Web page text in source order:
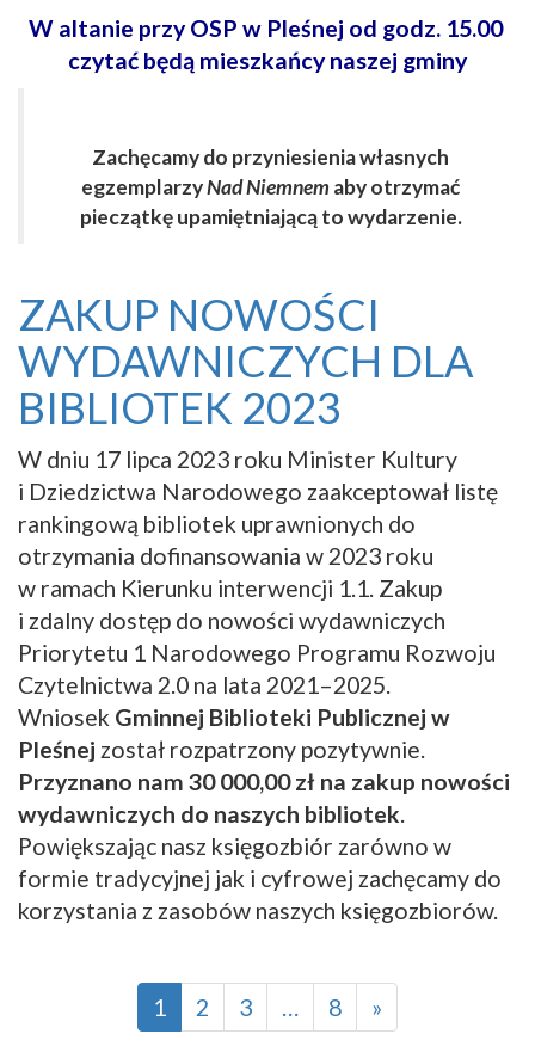
W altanie przy OSP w Pleśnej od godz. 15.00
czytać będą mieszkańcy naszej gminy
Zachęcamy do przyniesienia własnych
egzemplarzyNad Niemnemaby otrzymać
pieczątkę upamiętniającą to wydarzenie.
ZAKUP NOWOŚCI
WYDAWNICZYCH DLA
BIBLIOTEK 2023
W dniu 17 lipca 2023 roku Minister Kultury
i Dziedzictwa Narodowego zaakceptował listę
rankingową bibliotek uprawnionych do
otrzymania dofinansowania w 2023 roku
w ramach Kierunku interwencji 1.1. Zakup
i zdalny dostęp do nowości wydawniczych
Priorytetu 1 Narodowego Programu Rozwoju
Czytelnictwa 2.0 na lata 2021–2025.
Wniosek Gminnej Biblioteki Publicznej w
Pleśnej został rozpatrzony pozytywnie.
Przyznano nam 30 000,00 zł na zakup nowości
wydawniczych do naszych bibliotek.
Powiększając nasz księgozbiór zarówno w
formie tradycyjnej jak i cyfrowej zachęcamy do
korzystania z zasobów naszych księgozbiorów.
1 2 3 … 8 »